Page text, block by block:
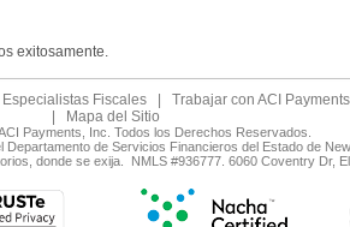
exitosamente.
Especialistas Fiscales Trabajar con ACI
Mapa del Sitio
Payments, Inc. Todos los Derechos Reservados.
de Servicios Financieros del Estado de
donde se exija. NMLS #936777. 6060 Coventry Dr,